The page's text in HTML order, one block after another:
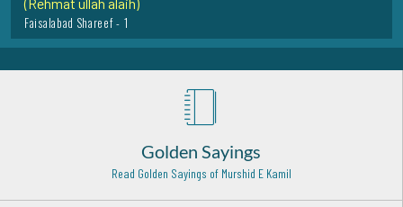
Faisalabad Shareef - 1
Hazrat Syed Akbar Husaini Rehmat ullah Alaih
Shahapur - India - 15
Hazrat Zia'udden Madni Radawi Rehmat ullah alaih
Sheikh Abu Saeed al Makhzoomi Rehmat ullah alaih
Baghdad Shareef - 27
Golden Sayings
Read Golden Sayings of Murshid E Kamil